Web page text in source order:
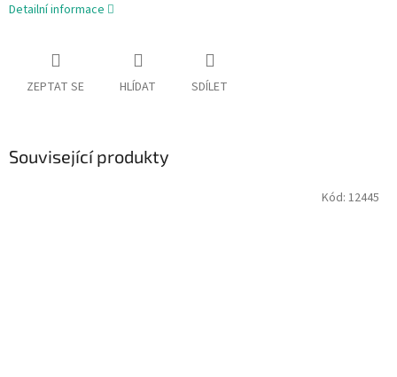
Detailní informace
ZEPTAT SE HLÍDAT SDÍLET
Související produkty
Kód: 12445